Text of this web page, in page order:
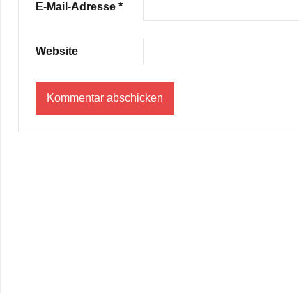
E-Mail-Adresse *
Website